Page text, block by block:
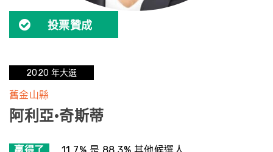
投票贊成
2020 年大選
舊金山縣
阿利亞·奇斯蒂